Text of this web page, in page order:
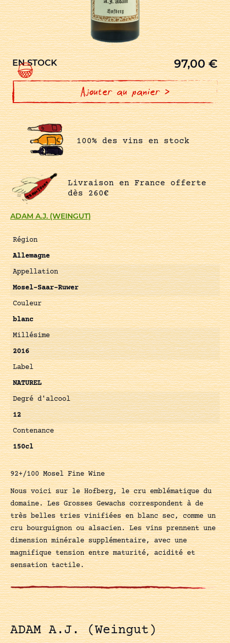
ADAM A.J. (WEINGUT)
Région
Allemagne
Appellation
Mosel-Saar-Ruwer
Couleur
blanc
Millésime
2016
Label
NATUREL
Degré d'alcool
12
Contenance
150cl
92+/100 Mosel Fine Wine
Nous voici sur le Hofberg, le cru emblématique du
domaine. Les Grosses Gewachs correspondent à de
très belles tries vinifiées en blanc sec, comme un
cru bourguignon ou alsacien. Les vins prennent une
dimension minérale supplémentaire, avec une
magnifique tension entre maturité, acidité et
sensation tactile.
EN STOCK 97,00€
Ajouter au panier >
100% des vins en stock
Livraison en France offerte
dès 260€
ADAM A.J. (Weingut)